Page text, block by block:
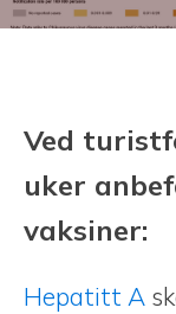
Ved
uker
vaksiner:
Hepatitt A